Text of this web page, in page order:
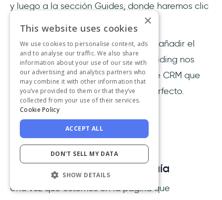
y luego a la sección Guides, donde haremos clic
Después de nombrar nuestra guía y añadir el
enlace donde la crearemos, UserGuiding nos
llevará a HubSpot, la herramienta de CRM que
decidí utilizar para el onboarding perfecto.
Paso 2: Editar y diseñar la guía
Una vez que estemos en la página que
×
This website uses cookies
We use cookies to personalise content, ads
and to analyse our traffic. We also share
information about your use of our site with
our advertising and analytics partners who
may combine it with other information that
you’ve provided to them or that they’ve
collected from your use of their services.
Cookie Policy
ACCEPT ALL
DON'T SELL MY DATA
SHOW DETAILS